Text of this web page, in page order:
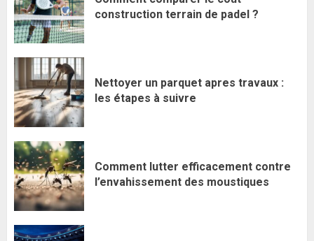
construction terrain de padel ?
Nettoyer un parquet apres travaux :
les étapes à suivre
Comment lutter efficacement contre
l’envahissement des moustiques